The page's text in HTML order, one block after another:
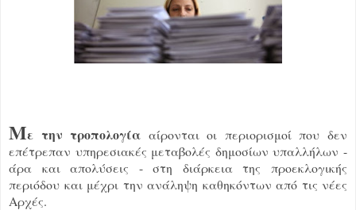
Με την τροπολογία αίρονται οι περιορισμοί που δεν
επέτρεπαν υπηρεσιακές μεταβολές δημοσίων υπαλλήλων -
άρα και απολύσεις - στη διάρκεια της προεκλογικής
περιόδου και μέχρι την ανάληψη καθηκόντων από τις νέες
Αρχές.